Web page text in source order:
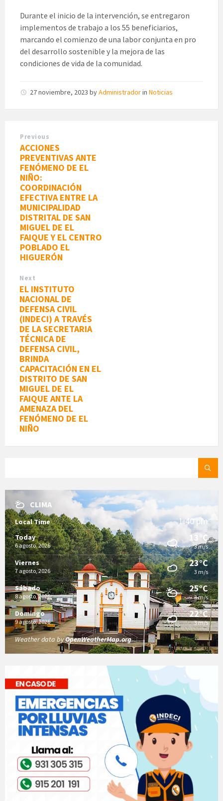
Durante el inicio de la intervención, se entregaron
implementos de trabajo a los 55 beneficiarios,
marcando el comienzo de una labor conjunta en pro
del desarrollo sostenible y la mejora de las
condiciones de vida de la comunidad.
27 noviembre, 2023 byAdministradorin Noticias
Previous
ACCIONES
PREVENTIVAS ANTE
FENÓMENO DE EL
NIÑO:
COORDINACIÓN
EFECTIVA ENTRE LA
MUNICIPALIDAD
DISTRITAL DE SAN
MIGUEL DE EL
FAIQUE Y EL CENTRO
POBLADO EL
HIGUERÓN
Next
EL INSTITUTO
NACIONAL DE
DEFENSA CIVIL
(INDECI) A TRAVÉS
DE LA SECRETARIA
TÉCNICA DE
DEFENSA CIVIL,
BRINDA
CAPACITACIÓN EN EL
DISTRITO DE SAN
MIGUEL DE EL
FAIQUE ANTE LA
AMENAZA DEL
FENÓMENO DE EL
NIÑO
CLIMA
Local Time 1:40 pm
Today
6 agosto, 2026
13°C
3 m/s
Viernes
7 agosto, 2026
23°C
3 m/s
Sábado
8 agosto, 2026
25°C
3 m/s
Domingo
9 agosto, 2026
22°C
3 m/s
Weather data byOpenWeatherMap.org